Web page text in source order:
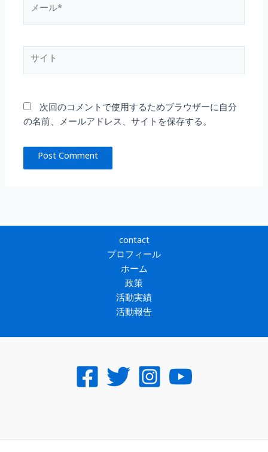
ー
*
サ
次回のコメントで使用するためブラウザーに自分
の名前、メールアドレス、サイトを保存する。
contact
プロフィール
ホーム
政策
活動実績
活動報告